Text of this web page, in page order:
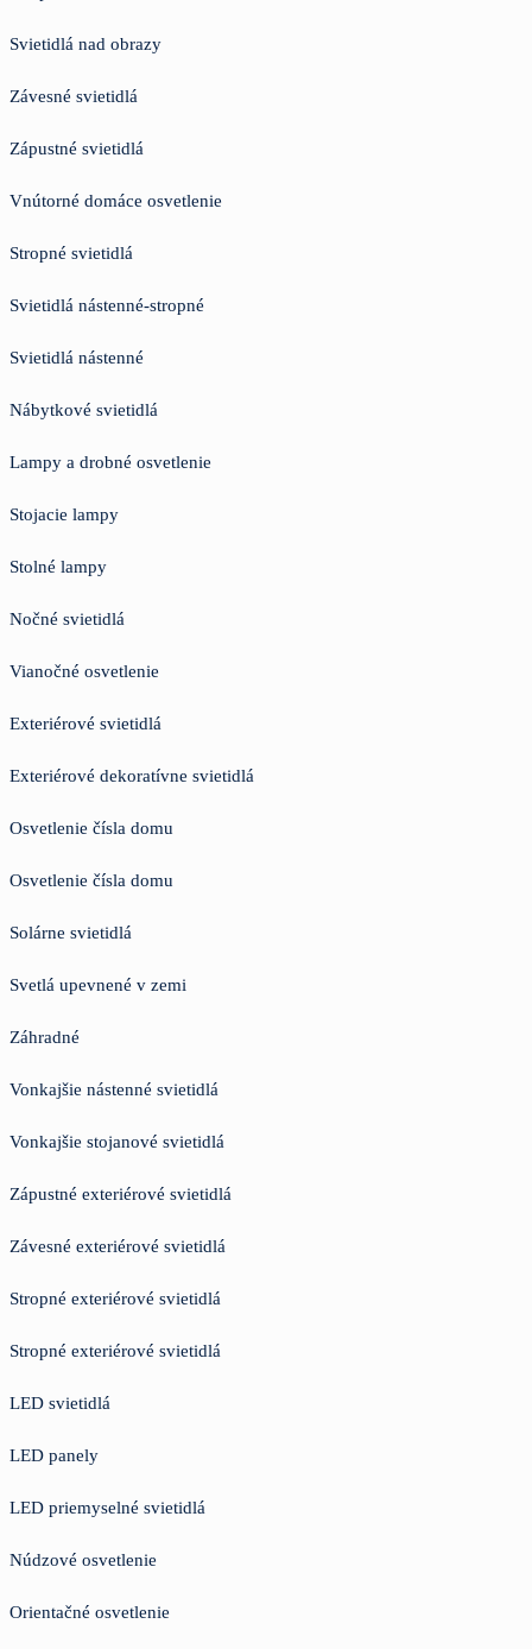
Svietidlá nad obrazy
Závesné svietidlá
Zápustné svietidlá
Vnútorné domáce osvetlenie
Stropné svietidlá
Svietidlá nástenné-stropné
Svietidlá nástenné
Nábytkové svietidlá
Lampy a drobné osvetlenie
Stojacie lampy
Stolné lampy
Nočné svietidlá
Vianočné osvetlenie
Exteriérové svietidlá
Exteriérové dekoratívne svietidlá
Osvetlenie čísla domu
Osvetlenie čísla domu
Solárne svietidlá
Svetlá upevnené v zemi
Záhradné
Vonkajšie nástenné svietidlá
Vonkajšie stojanové svietidlá
Zápustné exteriérové svietidlá
Závesné exteriérové svietidlá
Stropné exteriérové svietidlá
Stropné exteriérové svietidlá
LED svietidlá
LED panely
LED priemyselné svietidlá
Núdzové osvetlenie
Orientačné osvetlenie